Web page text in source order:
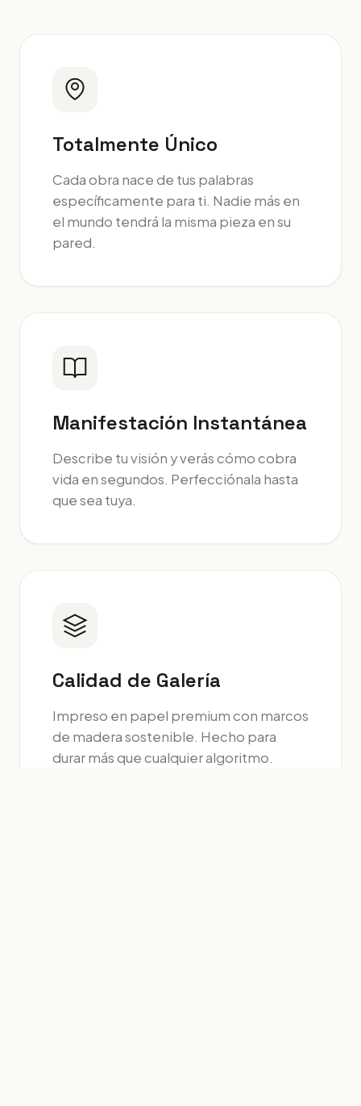
Totalmente Único
Cada obra nace de tus palabras
específicamente para ti. Nadie más en
el mundo tendrá la misma pieza en su
pared.
Manifestación Instantánea
Describe tu visión y verás cómo cobra
vida en segundos. Perfecciónala hasta
que sea tuya.
Calidad de Galería
Impreso en papel premium con marcos
de madera sostenible. Hecho para
durar más que cualquier algoritmo.